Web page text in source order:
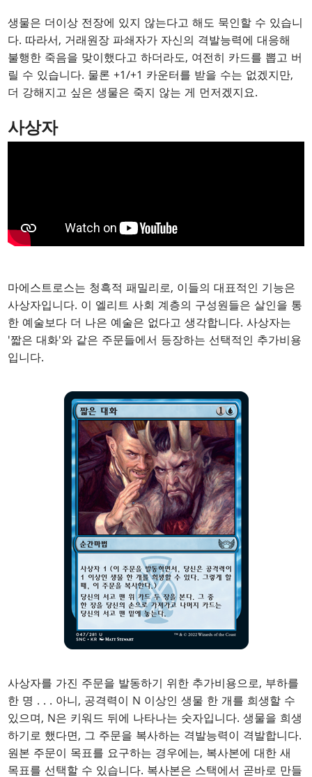
생물은 더이상 전장에 있지 않는다고 해도 묵인할 수 있습니
다. 따라서, 거래원장 파쇄자가 자신의 격발능력에 대응해
불행한 죽음을 맞이했다고 하더라도, 여전히 카드를 뽑고 버
릴 수 있습니다. 물론 +1/+1 카운터를 받을 수는 없겠지만,
더 강해지고 싶은 생물은 죽지 않는 게 먼저겠지요.
사상자
마에스트로스는 청흑적 패밀리로, 이들의 대표적인 기능은
사상자입니다. 이 엘리트 사회 계층의 구성원들은 살인을 통
한 예술보다 더 나은 예술은 없다고 생각합니다. 사상자는
'짧은 대화'와 같은 주문들에서 등장하는 선택적인 추가비용
입니다.
사상자를 가진 주문을 발동하기 위한 추가비용으로, 부하를
한 명 . . . 아니, 공격력이 N 이상인 생물 한 개를 희생할 수
있으며, N은 키워드 뒤에 나타나는 숫자입니다. 생물을 희생
하기로 했다면, 그 주문을 복사하는 격발능력이 격발합니다.
원본 주문이 목표를 요구하는 경우에는, 복사본에 대한 새
목표를 선택할 수 있습니다. 복사본은 스택에서 곧바로 만들